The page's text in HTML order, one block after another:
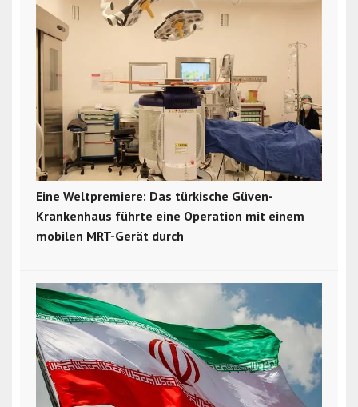
Eine Weltpremiere: Das türkische Güven-
Krankenhaus führte eine Operation mit einem
mobilen MRT-Gerät durch